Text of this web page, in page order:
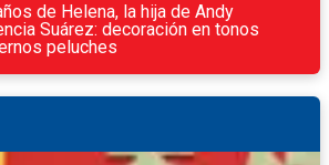
de Helena, la hija de Andy
Suárez: decoración en tonos
peluches